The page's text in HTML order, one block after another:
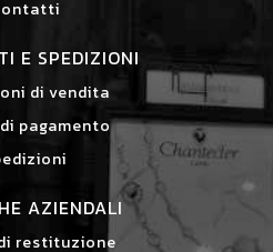
E SPEDIZIONI
di vendita
pagamento
AZIENDALI
restituzione